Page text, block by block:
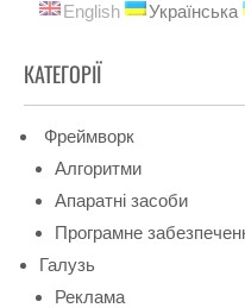
English Українська
КАТЕГОРІЇ
Фреймворк
Алгоритми
Апаратні засоби
Програмне
Галузь
Реклама